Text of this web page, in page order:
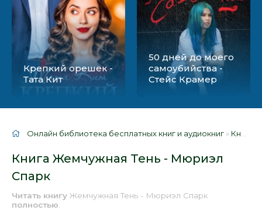
Крепкий орешек -
Тата Кит
50 дней до моего
самоубийства -
Стейс Крамер
Онлайн библиотека бесплатных книг и аудиокниг » Книги
Книга Жемчужная Тень - Мюриэл
Спарк
Читать книгу Жемчужная Тень - Мюриэл Спарк
полностью